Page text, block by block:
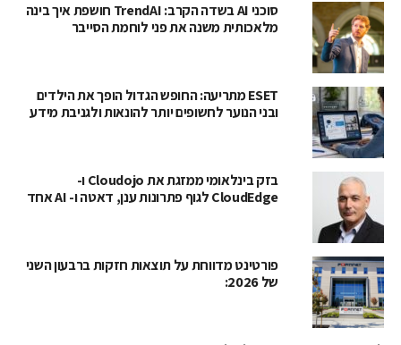
סוכני AI בשדה הקרב: TrendAI חושפת איך בינה
מלאכותית משנה את פני לוחמת הסייבר
ESET מתריעה: החופש הגדול הופך את הילדים
ובני הנוער לחשופים יותר להונאות ולגניבת מידע
בזק בינלאומי ממזגת את Cloudojo ו-
CloudEdge לגוף פתרונות ענן, דאטה ו- AI אחד
פורטינט מדווחת על תוצאות חזקות ברבעון השני
של 2026: